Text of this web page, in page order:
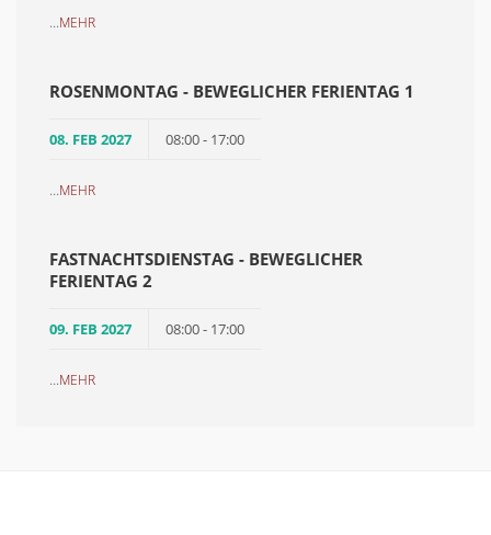
...MEHR
ROSENMONTAG - BEWEGLICHER FERIENTAG 1
08. FEB 2027 08:00 - 17:00
...MEHR
FASTNACHTSDIENSTAG - BEWEGLICHER
FERIENTAG 2
09. FEB 2027 08:00 - 17:00
...MEHR